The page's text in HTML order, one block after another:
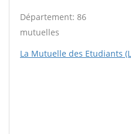
Département: 86
mutuelles
La Mutuelle des Etudiants